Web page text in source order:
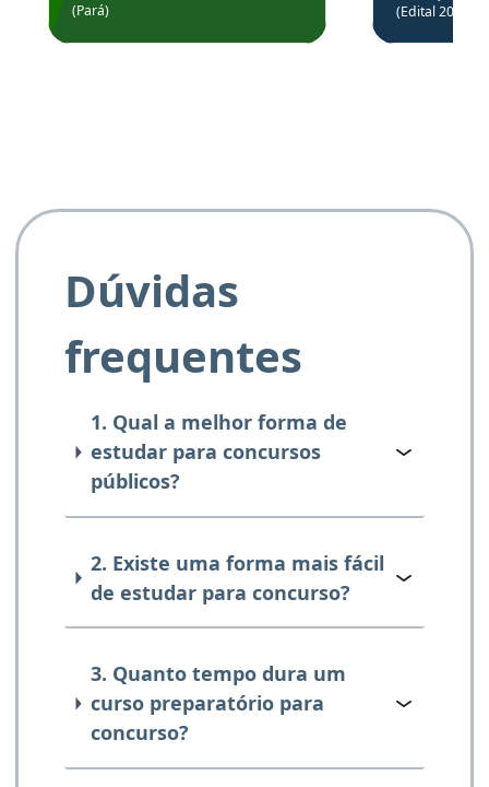
Prefeitura de Santarém.
(Pará)
de
(Edital
Dúvidas
frequentes
1. Qual a melhor forma de
estudar para concursos
públicos?
2. Existe uma forma mais fácil
de estudar para concurso?
3. Quanto tempo dura um
curso preparatório para
concurso?